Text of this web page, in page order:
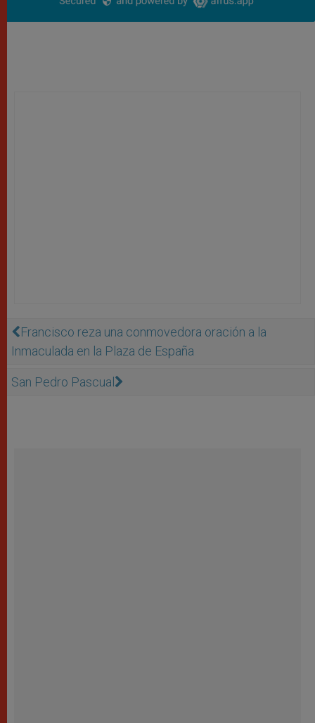
Francisco reza una conmovedora oración a la
Inmaculada en la Plaza de España
San Pedro Pascual